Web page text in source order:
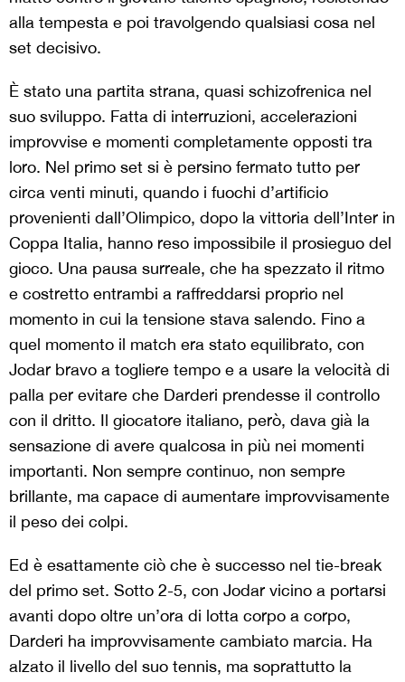
alla tempesta e poi travolgendo qualsiasi cosa nel
set decisivo.
È stato una partita strana, quasi schizofrenica nel
suo sviluppo. Fatta di interruzioni, accelerazioni
improvvise e momenti completamente opposti tra
loro. Nel primo set si è persino fermato tutto per
circa venti minuti, quando i fuochi d’artificio
provenienti dall’Olimpico, dopo la vittoria dell’Inter in
Coppa Italia, hanno reso impossibile il prosieguo del
gioco. Una pausa surreale, che ha spezzato il ritmo
e costretto entrambi a raffreddarsi proprio nel
momento in cui la tensione stava salendo. Fino a
quel momento il match era stato equilibrato, con
Jodar bravo a togliere tempo e a usare la velocità di
palla per evitare che Darderi prendesse il controllo
con il dritto. Il giocatore italiano, però, dava già la
sensazione di avere qualcosa in più nei momenti
importanti. Non sempre continuo, non sempre
brillante, ma capace di aumentare improvvisamente
il peso dei colpi.
Ed è esattamente ciò che è successo nel tie-break
del primo set. Sotto 2-5, con Jodar vicino a portarsi
avanti dopo oltre un’ora di lotta corpo a corpo,
Darderi ha improvvisamente cambiato marcia. Ha
alzato il livello del suo tennis, ma soprattutto la